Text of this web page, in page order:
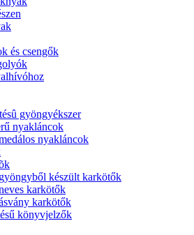
és csengők
gyöngyékszer
nyakláncok
nyakláncok
gyöngyből készült karkötők
karkötők
karkötők
könyvjelzők